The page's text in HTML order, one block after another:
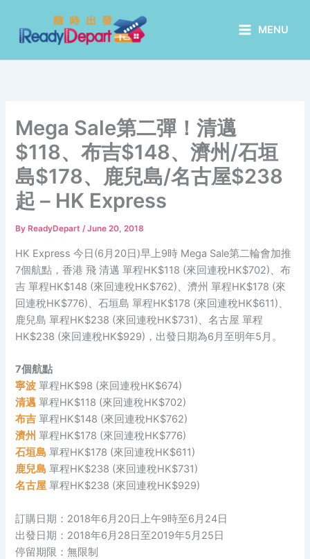
content
MENU
Mega Sale第二彈！清邁
$118、布吉$148、濟州/石垣
島$178、鹿兒島/名古屋$238
起 – HK Express
By ReadyDepart/June 20, 2018
HK Express 今日(6月20日)早上9時 Mega Sale第二輪會加推
7個航點，香港 飛 清邁 單程HK$118 (來回連稅HK$702)、布
吉 單程HK$148 (來回連稅HK$762)、濟州 單程HK$178 (來
回連稅HK$776)、石垣島 單程HK$178 (來回連稅HK$611)、
鹿兒島 單程HK$238 (來回連稅HK$731)、名古屋 單程
HK$238 (來回連稅HK$929)，出發日期為6月至明年5月。
7個航點
寧波 單程HK$98 (來回連稅HK$674)
清邁 單程HK$118 (來回連稅HK$702)
布吉 單程HK$148 (來回連稅HK$762)
濟州 單程HK$178 (來回連稅HK$776)
石垣島 單程HK$178 (來回連稅HK$611)
鹿兒島 單程HK$238 (來回連稅HK$731)
名古屋 單程HK$238 (來回連稅HK$929)
訂購日期：2018年6月20日上午9時至6月24日
出發日期：2018年6月28日至2019年5月25日
停留期限：無限制